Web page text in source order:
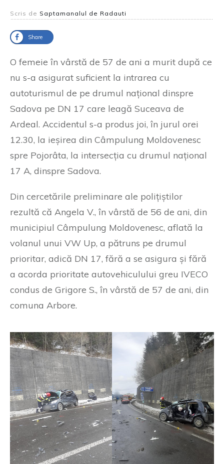
Scris de Saptamanalul de Radauti
Share
O femeie în vârstă de 57 de ani a murit după ce
nu s-a asigurat suficient la intrarea cu
autoturismul de pe drumul național dinspre
Sadova pe DN 17 care leagă Suceava de
Ardeal. Accidentul s-a produs joi, în jurul orei
12.30, la ieșirea din Câmpulung Moldovenesc
spre Pojorâta, la intersecția cu drumul național
17 A, dinspre Sadova.
Din cercetările preliminare ale polițiștilor
rezultă că Angela V., în vârstă de 56 de ani, din
municipiul Câmpulung Moldovenesc, aflată la
volanul unui VW Up, a pătruns pe drumul
prioritar, adică DN 17, fără a se asigura și fără
a acorda prioritate autovehiculului greu IVECO
condus de Grigore S., în vârstă de 57 de ani, din
comuna Arbore.